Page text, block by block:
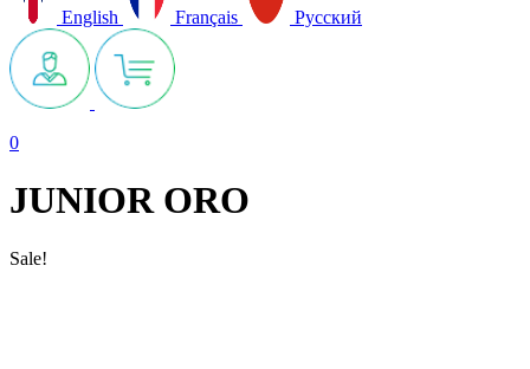
English Français Русский
0
JUNIOR ORO
Sale!